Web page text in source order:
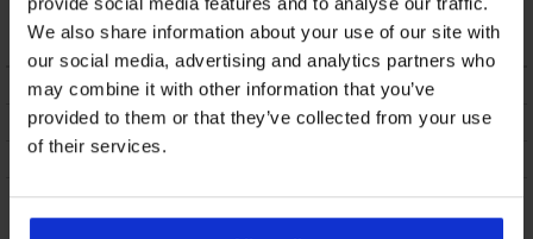
We also share information about your use of our site with
our social media, advertising and analytics partners who
may combine it with other information that you’ve
provided to them or that they’ve collected from your use
of their services.
6,00 €
12,00 €
6,60 €
OPIS
DOSTAVA I PLAĆANJE
ZAMJENA
Možda će vam se svidjeti